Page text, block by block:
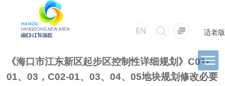
适老版
《海口市江东新区起步区控制性详细规划》C01-
01、03，C02-01、03、04、05地块规划修改必要